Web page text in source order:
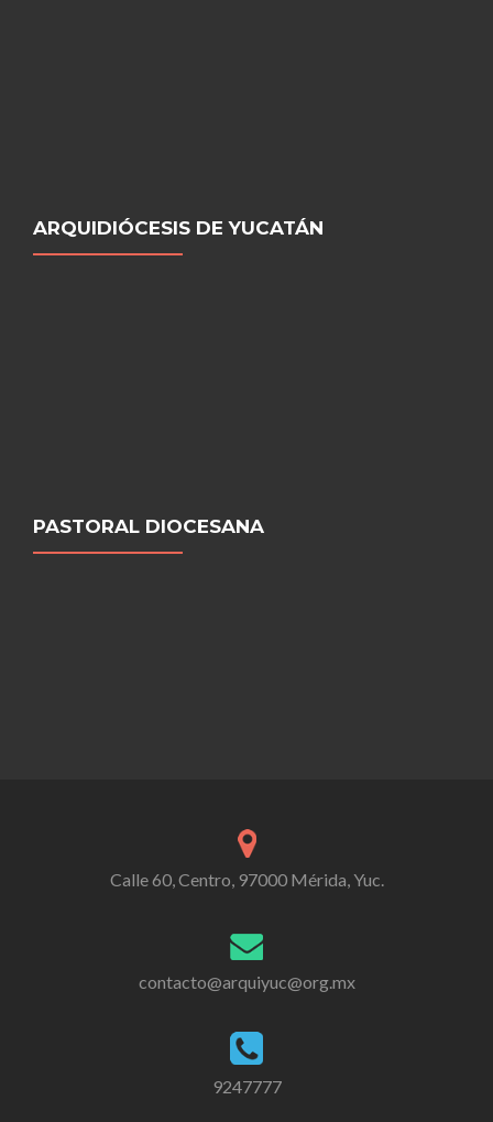
ARQUIDIÓCESIS DE YUCATÁN
PASTORAL DIOCESANA
Calle 60, Centro, 97000 Mérida, Yuc.
contacto@arquiyuc@org.mx
9247777